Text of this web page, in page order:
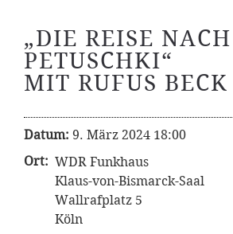
„DIE REISE NACH
PETUSCHKI“
MIT RUFUS BECK
Datum: 9. März 2024 18:00
Ort: WDR Funkhaus
Klaus-von-Bismarck-Saal
Wallrafplatz 5
Köln